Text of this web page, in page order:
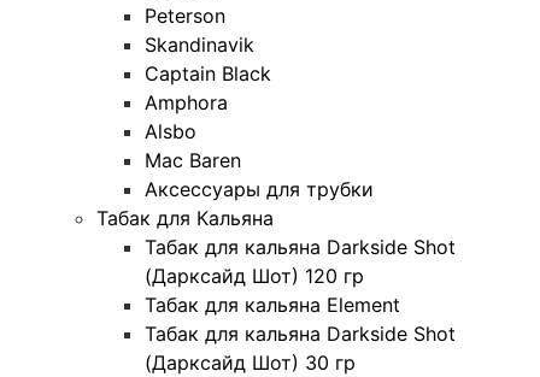
Peterson
Skandinavik
Captain Black
Amphora
Alsbo
Mac Baren
Аксессуары для трубки
Табак для Кальяна
Табак для кальяна Darkside Shot
(Дарксайд Шот) 120 гр
Табак для кальяна Element
Табак для кальяна Darkside Shot
(Дарксайд Шот) 30 гр